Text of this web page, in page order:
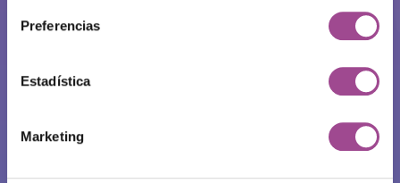
Preferencias
Estadística
Marketing